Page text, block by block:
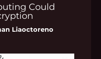
Could
Liaoctoreno